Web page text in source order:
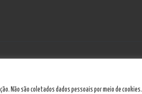
Não são coletados dados pessoais por meio de cookies.